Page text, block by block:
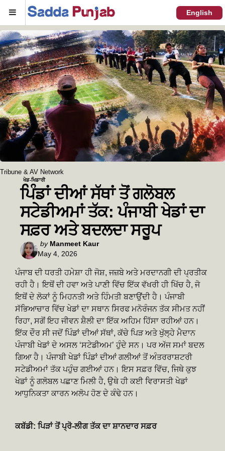
Menu English
Tribune & AV Network
ਖੇਡ-ਖਿਡਾਰੀ
ਪਿੰਡਾਂ ਦੀਆਂ ਸੱਥਾਂ ਤੋਂ ਗਲੋਬਲ
ਸਟੇਡੀਅਮਾਂ ਤੱਕ: ਪੰਜਾਬੀ ਖੇਡਾਂ ਦਾ
ਸਫ਼ਰ ਅਤੇ ਬਦਲਦਾ ਸਰੂਪ
Posted
by
by Manmeet Kaur
May 4, 2026
ਪੰਜਾਬ ਦੀ ਧਰਤੀ ਹਮੇਸ਼ਾ ਹੀ ਜੋਸ਼, ਜਜ਼ਬੇ ਅਤੇ ਮਰਦਾਨਗੀ ਦੀ ਪ੍ਰਤੀਕ
ਰਹੀ ਹੈ। ਇਥੋਂ ਦੀ ਹਵਾ ਅਤੇ ਪਾਣੀ ਵਿੱਚ ਇੱਕ ਵੱਖਰੀ ਹੀ ਖਿੱਚ ਹੈ, ਜੋ
ਇਥੋਂ ਦੇ ਲੋਕਾਂ ਨੂੰ ਮਿਹਨਤੀ ਅਤੇ ਹਿੰਮਤੀ ਬਣਾਉਂਦੀ ਹੈ। ਪੰਜਾਬੀ
ਸੱਭਿਆਚਾਰ ਵਿੱਚ ਖੇਡਾਂ ਦਾ ਸਥਾਨ ਸਿਰਫ ਮਨੋਰੰਜਨ ਤੱਕ ਸੀਮਤ ਨਹੀਂ
ਰਿਹਾ, ਸਗੋਂ ਇਹ ਜੀਵਨ ਸ਼ੈਲੀ ਦਾ ਇੱਕ ਅਹਿਮ ਹਿੱਸਾ ਰਹੀਆਂ ਹਨ।
ਇੱਕ ਦੌਰ ਸੀ ਜਦੋਂ ਪਿੰਡਾਂ ਦੀਆਂ ਸੱਥਾਂ, ਕੱਚੇ ਪਿੜ ਅਤੇ ਖੁੱਲ੍ਹੇ ਮੈਦਾਨ
ਪੰਜਾਬੀ ਖੇਡਾਂ ਦੇ ਅਸਲ ‘ਸਟੇਡੀਅਮ’ ਹੁੰਦੇ ਸਨ। ਪਰ ਅੱਜ ਸਮਾਂ ਬਦਲ
ਗਿਆ ਹੈ। ਪੰਜਾਬੀ ਖੇਡਾਂ ਪਿੰਡਾਂ ਦੀਆਂ ਗਲੀਆਂ ਤੋਂ ਅੰਤਰਰਾਸ਼ਟਰੀ
ਸਟੇਡੀਅਮਾਂ ਤੱਕ ਪਹੁੰਚ ਗਈਆਂ ਹਨ। ਇਸ ਸਫ਼ਰ ਵਿੱਚ, ਜਿਥੇ ਕੁਝ
ਖੇਡਾਂ ਨੂੰ ਗਲੋਬਲ ਪਛਾਣ ਮਿਲੀ ਹੈ, ਉਥੇ ਹੀ ਕਈ ਵਿਰਾਸਤੀ ਖੇਡਾਂ
ਆਧੁਨਿਕਤਾ ਕਾਰਨ ਅਲੋਪ ਹੋਣ ਦੇ ਕੰਢੇ ਹਨ।
ਕਬੱਡੀ: ਪਿੜਾਂ ਤੋਂ ਪ੍ਰੋ-ਲੀਗ ਤੱਕ ਦਾ ਸ਼ਾਨਦਾਰ ਸਫ਼ਰ